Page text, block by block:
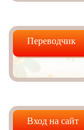
Переводчик
Вход на сайт